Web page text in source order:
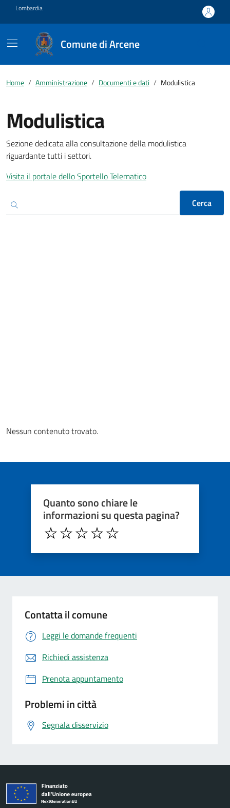
Vai ai contenuti
Vai al footer
Lombardia
Comune di Arcene
Home Amministrazione Documenti e dati Modulistica
Modulistica
Sezione dedicata alla consultazione della modulistica
riguardante tutti i settori.
Visita il portale dello Sportello Telematico
Cerca
Nessun contenuto trovato.
Quanto sono chiare le
informazioni su questa pagina?
Contatta il comune
Leggi le domande frequenti
Richiedi assistenza
Prenota appuntamento
Problemi in città
Segnala disservizio